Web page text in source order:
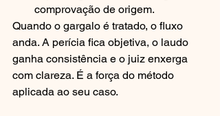
comprovação de origem.
Quando o gargalo é tratado, o fluxo
anda. A perícia fica objetiva, o laudo
ganha consistência e o juiz enxerga
com clareza. É a força do método
aplicada ao seu caso.